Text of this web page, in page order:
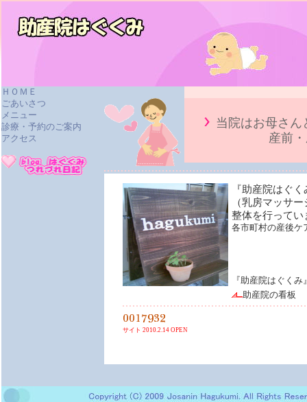
ＨＯＭＥ
ごあいさつ
メニュー
診療・予約のご案内
アクセス
当院はお母さん
産前
『助産院はぐ
（乳房マッサ
整体を行ってい
各市町村の産後ケ
『助産院はぐく
助産院の看板
サイト 2010.2.14 OPEN